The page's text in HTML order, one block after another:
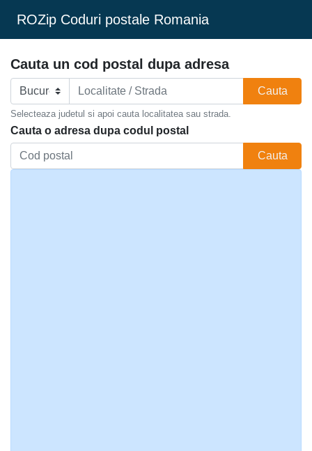
ROZip Coduri postale Romania
Cauta un cod postal dupa adresa
Cauta
Selecteaza judetul si apoi cauta localitatea sau strada.
Cauta o adresa dupa codul postal
Cauta